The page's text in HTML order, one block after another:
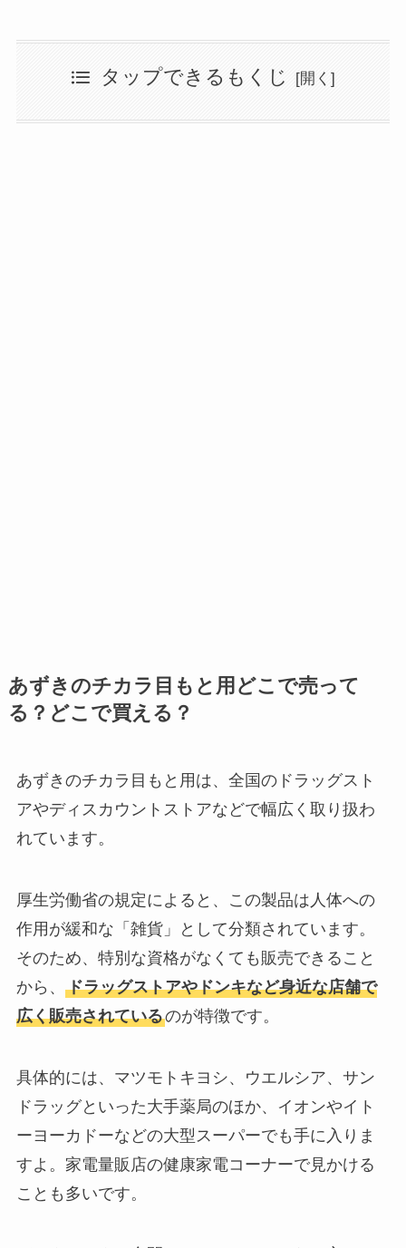
タップできるもくじ
あずきのチカラ目もと用どこで売って
る？どこで買える？
あずきのチカラ目もと用は、全国のドラッグスト
アやディスカウントストアなどで幅広く取り扱わ
れています。
厚生労働省の規定によると、この製品は人体への
作用が緩和な「雑貨」として分類されています。
そのため、特別な資格がなくても販売できること
から、 ドラッグストアやドンキなど身近な店舗で
広く販売されているのが特徴です。
具体的には、マツモトキヨシ、ウエルシア、サン
ドラッグといった大手薬局のほか、イオンやイト
ーヨーカドーなどの大型スーパーでも手に入りま
すよ。家電量販店の健康家電コーナーで見かける
ことも多いです。